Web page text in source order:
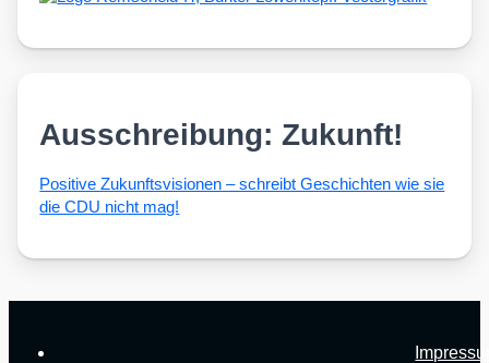
Ausschreibung: Zukunft!
Posi­ti­ve Zukunfts­vi­sio­nen – schreibt Geschich­ten wie sie
die CDU nicht mag!